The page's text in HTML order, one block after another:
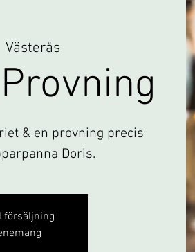
Västerås
& en provning precis
Doris.
försäljning